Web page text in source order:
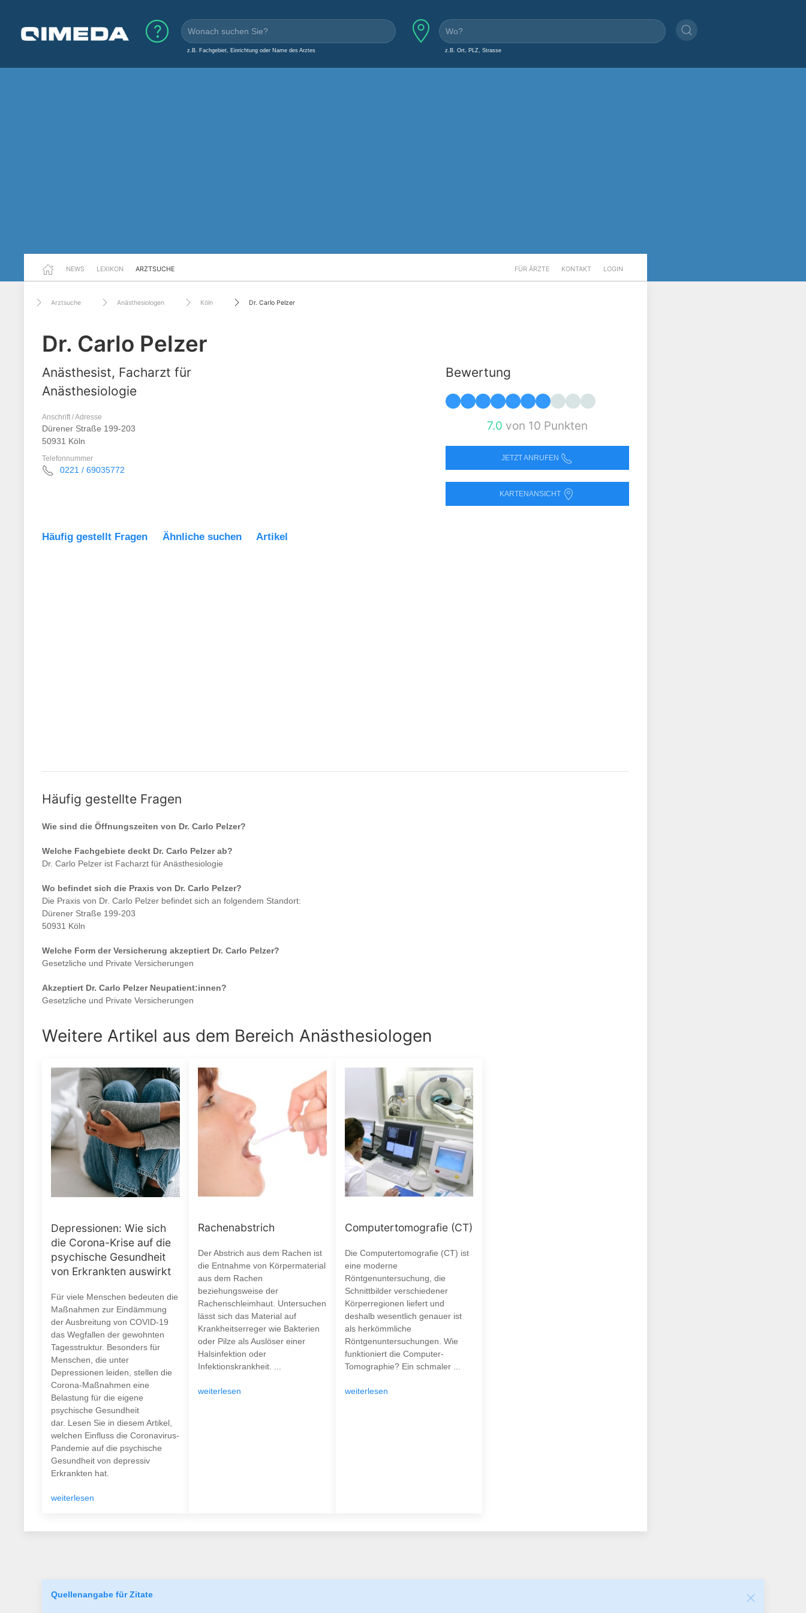
z.B. Fachgebiet, Einrichtung oder Name des Arztes z.B. Ort, PLZ, Strasse
NEWS LEXIKON ARZTSUCHE FÜR ÄRZTE KONTAKT LOGIN
Arztsuche Anästhesiologen Köln Dr. Carlo Pelzer
Dr. Carlo Pelzer
Anästhesist, Facharzt für
Anästhesiologie
Anschrift / Adresse
Dürener Straße 199-203
50931 Köln
Telefonnummer
0221 / 69035772
Bewertung
7.0 von 10 Punkten
JETZT ANRUFEN
KARTENANSICHT
Häufig gestellt Fragen Ähnliche suchen Artikel
Häufig gestellte Fragen
Wie sind die Öffnungszeiten von Dr. Carlo Pelzer?
Welche Fachgebiete deckt Dr. Carlo Pelzerab?
Dr. Carlo Pelzer ist Facharzt für Anästhesiologie
Wo befindet sich die Praxis von Dr. Carlo Pelzer?
Die Praxis von Dr. Carlo Pelzer befindet sich an folgendem Standort:
Dürener Straße 199-203
50931 Köln
Welche Form der Versicherung akzeptiert Dr. Carlo Pelzer?
Gesetzliche und Private Versicherungen
Akzeptiert Dr. Carlo PelzerNeupatient:innen?
Gesetzliche und Private Versicherungen
Weitere Artikel aus dem Bereich Anästhesiologen
Depressionen: Wie sich
die Corona-Krise auf die
psychische Gesundheit
von Erkrankten auswirkt
Für viele Menschen bedeuten die
Maßnahmen zur Eindämmung
der Ausbreitung von COVID-19
das Wegfallen der gewohnten
Tagesstruktur. Besonders für
Menschen, die unter
Depressionen leiden, stellen die
Corona-Maßnahmen eine
Belastung für die eigene
psychische Gesundheit
dar. Lesen Sie in diesem Artikel,
welchen Einfluss die Coronavirus-
Pandemie auf die psychische
Gesundheit von depressiv
Erkrankten hat.
weiterlesen
Rachenabstrich
Der Abstrich aus dem Rachen ist
die Entnahme von Körpermaterial
aus dem Rachen
beziehungsweise der
Rachenschleimhaut. Untersuchen
lässt sich das Material auf
Krankheitserreger wie Bakterien
oder Pilze als Auslöser einer
Halsinfektion oder
Infektionskrankheit. ...
weiterlesen
Computertomografie (CT)
Die Computertomografie (CT) ist
eine moderne
Röntgenuntersuchung, die
Schnittbilder verschiedener
Körperregionen liefert und
deshalb wesentlich genauer ist
als herkömmliche
Röntgenuntersuchungen. Wie
funktioniert die Computer-
Tomographie? Ein schmaler ...
weiterlesen
Quellenangabe für Zitate